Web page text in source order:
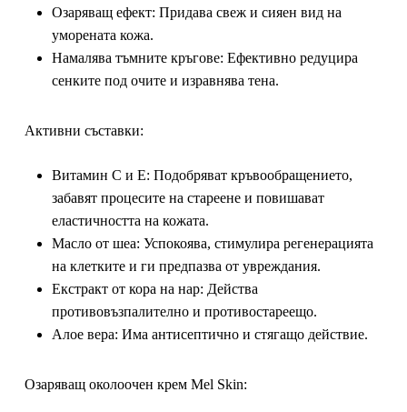
Озаряващ ефект: Придава свеж и сияен вид на
уморената кожа.
Намалява тъмните кръгове: Ефективно редуцира
сенките под очите и изравнява тена.
Активни съставки:
Витамин C и E: Подобряват кръвообращението,
забавят процесите на стареене и повишават
еластичността на кожата.
Масло от шеа: Успокоява, стимулира регенерацията
на клетките и ги предпазва от увреждания.
Екстракт от кора на нар: Действа
противовъзпалително и противостареещо.
Алое вера: Има антисептично и стягащо действие.
Озаряващ околоочен крем Mel Skin: